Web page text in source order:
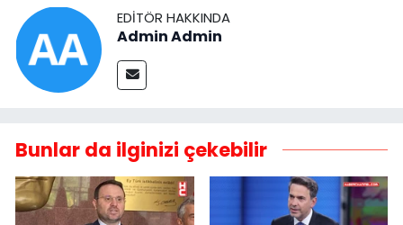
EDITÖR HAKKINDA
Admin Admin
Bunlar da ilginizi çekebilir